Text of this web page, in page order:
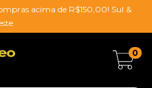
acima de R$150,00! Sul &
0